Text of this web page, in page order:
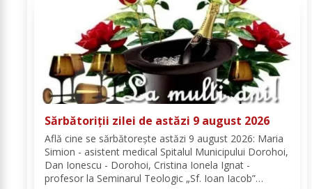
Sărbătoriții zilei de astăzi 9 august 2026
Află cine se sărbătoreşte astăzi 9 august 2026: Maria
Simion - asistent medical Spitalul Municipului Dorohoi,
Dan Ionescu - Dorohoi, Cristina Ionela Ignat -
profesor la Seminarul Teologic „Sf. Ioan Iacob”